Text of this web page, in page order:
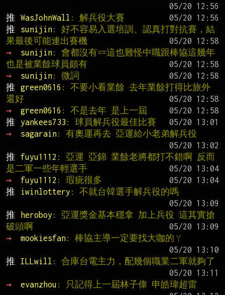
推
WasJohnWall : 解兵役大賽
推
sunijin: 好不容易入選培訓、認真打對抗賽，結
果最後可能連出賽機
→
sunijin: 會都沒有==這也難怪中職跟棒協這幾年
也是被業餘球員頗有
→
sunijin: 微詞
推
green0616 : 不要小看業餘 去年業餘打得比旅外
還好
→
green0616 : 不是去年 是上一屆
推
yankees733 : 球員解兵役最佳比賽
→
sagarain: 有奧運再去 亞運給小老弟解兵役
推
fuyu1112 : 亞運 亞錦 業餘老將都打不錯啊 反而
是二軍一些年輕選手
→
fuyu1112 : 瑕疵很多
推
iwinlottery : 不就台韓選手解兵役的嗎
推
heroboy : 亞運獎金基本穩拿 加上兵役 這其實搶
破頭啊
→
mookiesfan: 棒協主導一定要找大咖的ㄚ
推
ILLwill : 合庫台電主力，配幾個職業二軍就夠了
→
evanzhou : 只記得上一屆林子偉 申皓瑋超雷